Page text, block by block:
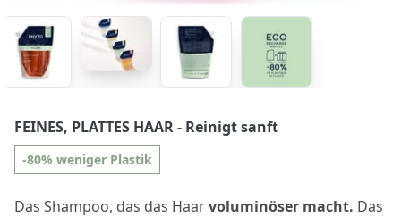
FEINES, PLATTES HAAR- Reinigt sanft
-80% weniger Plastik
Das Shampoo, das das Haarvoluminöser macht. Das